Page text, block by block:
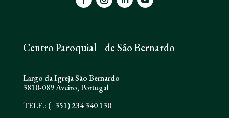
Centro Paroquial de São Bernardo
Largo da Igreja São Bernardo
3810-089 Aveiro, Portugal
TELF.: (+351) 234 340 130